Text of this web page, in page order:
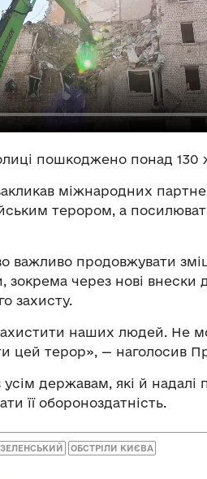
пошкоджено понад 130
міжнародних
терором, а
важливо продовжувати
зокрема через нові внески
захисту.
наших людей. Не
цей терор», — наголосив
усім державам, які й надалі
її обороноздатність.
ОБСТРІЛИ КИЄВА